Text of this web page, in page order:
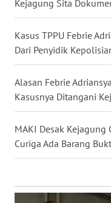
Kejagung Sita
Kasus TPPU Febrie
Dari Penyidik
Alasan Febrie
Kasusnya Ditangani
MAKI Desak Kejagung
Curiga Ada Barang
JOGJA
WN
JATIM
WN
BALI
WN
KALBAR
KALTENG